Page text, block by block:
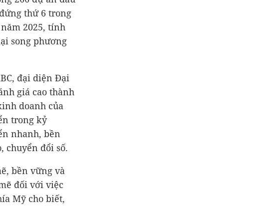
thứ 6 trong
2025, tính
song phương
đại diện Đại
giá cao thành
doanh của
trong kỷ
nhanh, bền
chuyển đổi số.
bền vững và
đối với việc
Mỹ cho biết,